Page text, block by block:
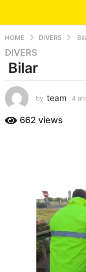
HOME DIVERS
4
s
a
o
DIVERS
Bilar
by team 4
662 views